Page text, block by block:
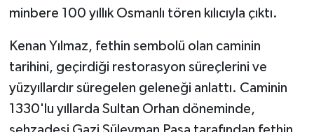
minbere 100 yıllık Osmanlı tören kılıcıyla çıktı.
Kenan Yılmaz, fethin sembolü olan caminin
tarihini, geçirdiği restorasyon süreçlerini ve
yüzyıllardır süregelen geleneği anlattı. Caminin
1330'lu yıllarda Sultan Orhan döneminde,